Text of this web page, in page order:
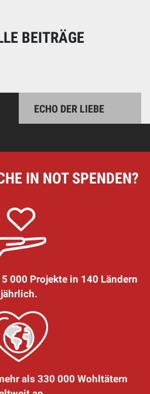
BEITRÄGE
ECHO DER LIEBE
IN NOT SPENDEN?
000 Projekte in 140 Ländern
jährlich.
als 330 000 Wohltätern